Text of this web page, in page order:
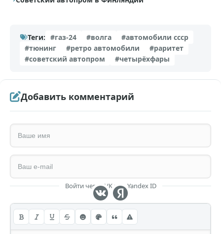
Теги: #газ-24 #волга
#автомобили ссср
#тюнинг
#ретро автомобили
#раритет
#советский автопром
#четырёхфары
Добавить комментарий
Войти через VK или Yandex ID